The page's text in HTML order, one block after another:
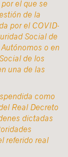
el que se
de la
por el COVID-
Social de
o en
de los
una de las
como
Real Decreto
dictadas
referido real